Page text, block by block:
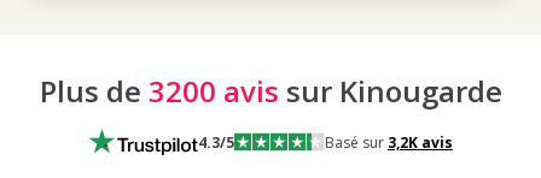
Plus de 3200 avis sur Kinougarde
4.3/5 Basé sur 3,2Kavis